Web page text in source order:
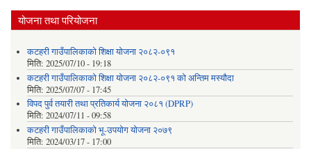
योजना तथा परियोजना
कटहरी गाउँपालिकाको शिक्षा योजना २०८२-०९१
मिति: 2025/07/10 - 19:18
कटहरी गाउँपालिकाको शिक्षा योजना २०८२-०९१ को अन्तिम मस्यौदा
मिति: 2025/07/07 - 17:45
विपद पुर्व तयारी तथा प्रतिकार्य योजना २०८१ (DPRP)
मिति: 2024/07/11 - 09:58
कटहरी गाउँपालिकाको भू-उपयोग योजना २०७९
मिति: 2024/03/17 - 17:00